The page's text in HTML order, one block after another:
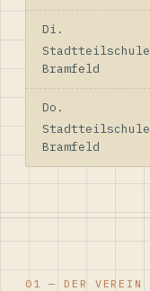
Di.
Stadtteilschule
Bramfeld
Do.
Stadtteilschule
Bramfeld
01 — DER VEREIN